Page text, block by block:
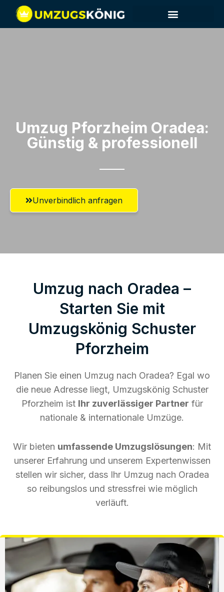
Umzug Pforzheim​ Oradea:
Günstig & professionell​
Unverbindlich anfragen
Umzug nach Oradea –
Starten Sie mit
Umzugskönig Schuster
Pforzheim
Planen Sie einen Umzug nach Oradea? Egal wo
die neue Adresse liegt, Umzugskönig Schuster
Pforzheim ist Ihr zuverlässiger Partner für
nationale & internationale Umzüge.
Wir bieten umfassende Umzugslösungen: Mit
unserer Erfahrung und unserem Expertenwissen
stellen wir sicher, dass Ihr Umzug nach Oradea
so reibungslos und stressfrei wie möglich
verläuft.